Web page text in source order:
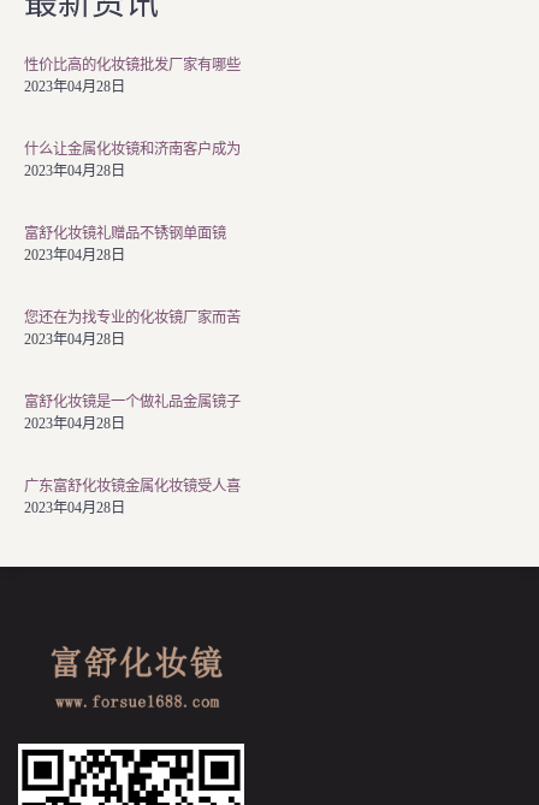
性价比高的化妆镜批发厂家有哪些
2023年04月28日
什么让金属化妆镜和济南客户成为
2023年04月28日
富舒化妆镜礼赠品不锈钢单面镜
2023年04月28日
您还在为找专业的化妆镜厂家而苦
2023年04月28日
富舒化妆镜是一个做礼品金属镜子
2023年04月28日
广东富舒化妆镜金属化妆镜受人喜
2023年04月28日